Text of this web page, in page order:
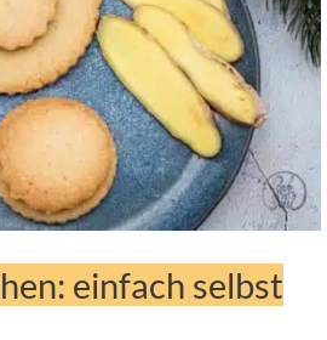
einfach selbst